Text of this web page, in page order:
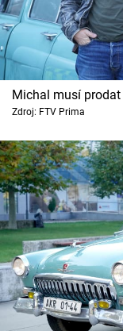
Michal musí
Zdroj: FTV Prima